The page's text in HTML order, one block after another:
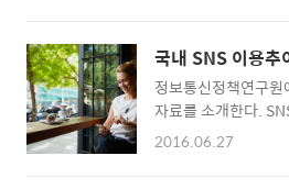
는 오류 리포트를 보
크롬에서는 이상이
크롤을 내렸을 때 화
다. 관리자화면으로
를 삭제했더니 감쪽
국내 SNS 이용추
정보통신정책연구
자료를 소개한다.
석이라는 제목의 보
2016.06.27